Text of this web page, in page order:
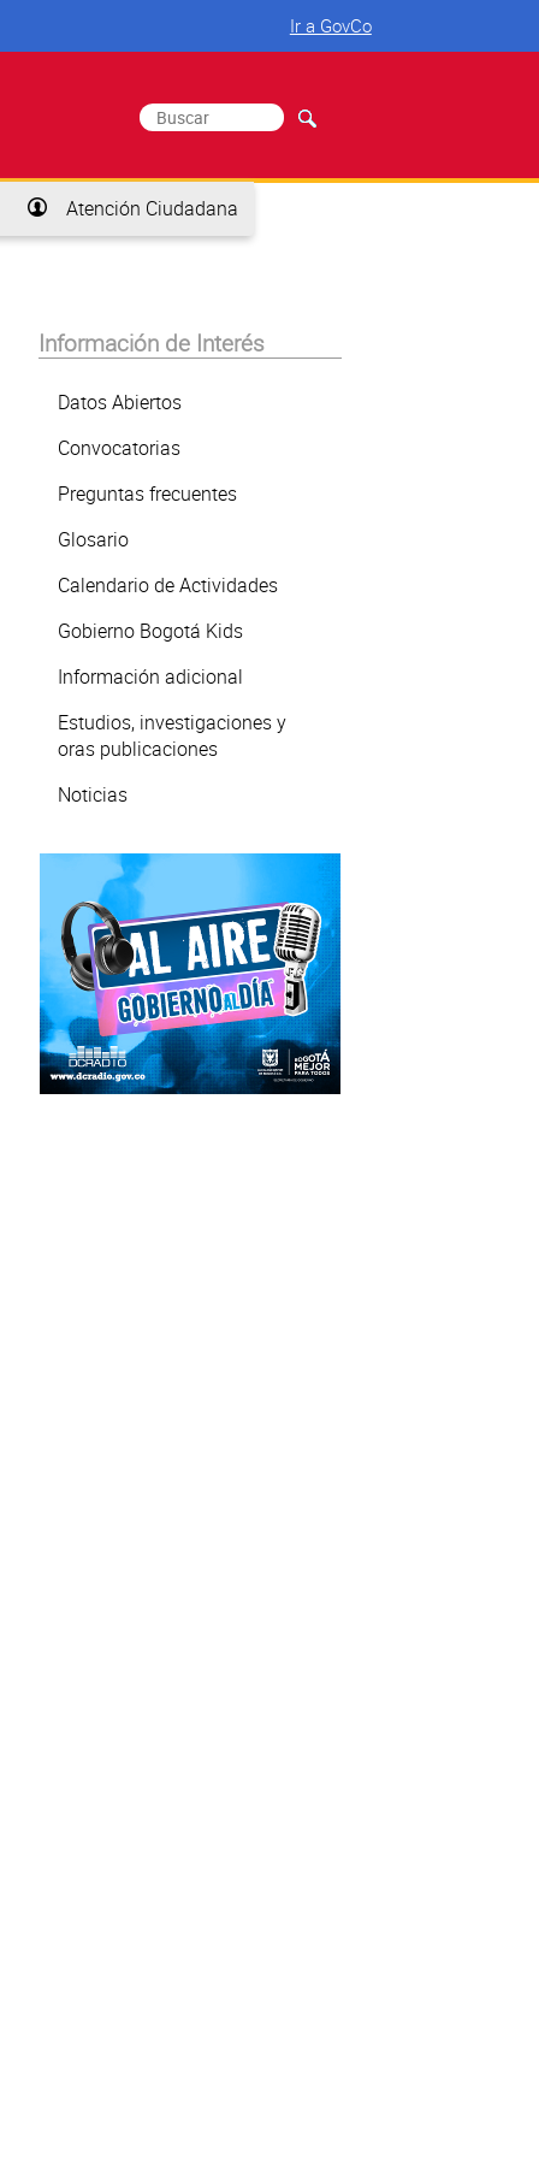
Ir a GovCo
Formulario de búsqueda
Buscar
Atención Ciudadana
Información de Interés
Datos Abiertos
Convocatorias
Preguntas frecuentes
Glosario
Calendario de Actividades
Gobierno Bogotá Kids
Información adicional
Estudios, investigaciones y
oras publicaciones
Noticias